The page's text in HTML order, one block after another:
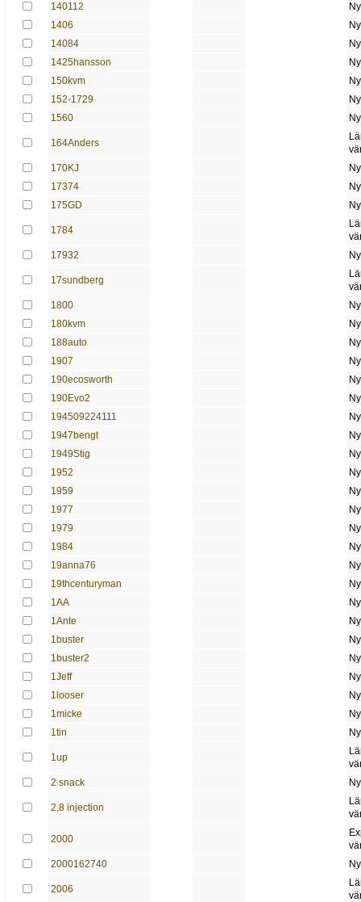
140112
1406
14084
1425hansson
150kvm
152-1729
1560
164Anders
170KJ
17374
175GD
1784
17932
17sundberg
1800
180kvm
188auto
1907
190ecosworth
190Evo2
194509224111
1947bengt
1949Stig
1952
1959
1977
1979
1984
19anna76
19thcenturyman
1AA
1Ante
1buster
1buster2
1Jeff
1looser
1micke
1tin
1up
2 snack
2,8 injection
2000
2000162740
2006